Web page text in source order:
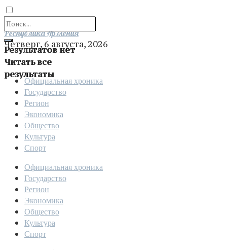
Результатов нет
Читать все
результаты
Отправить
Республика Армения
Четверг, 6 августа, 2026
Официальная хроника
Государство
Регион
Экономика
Общество
Культура
Спорт
Официальная хроника
Государство
Регион
Экономика
Общество
Культура
Спорт